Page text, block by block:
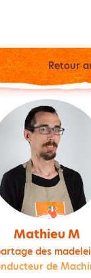
Retour
Mathieu M
des
de